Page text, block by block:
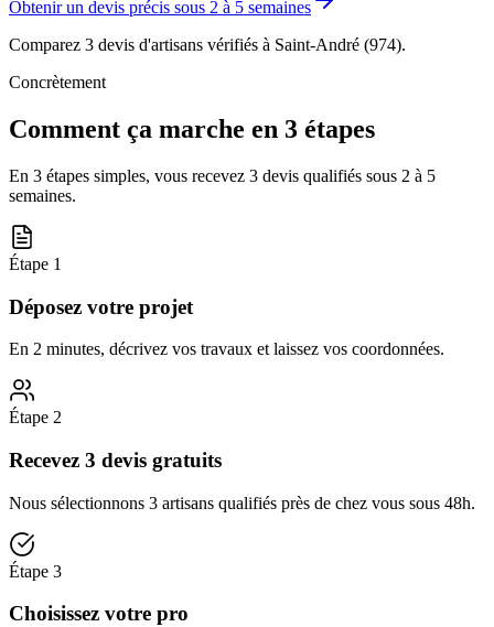
Obtenir un devis précis sous 2 à 5 semaines
Comparez 3 devis d'artisans vérifiés à Saint-André (974).
Concrètement
Comment ça marche en 3 étapes
En 3 étapes simples, vous recevez 3 devis qualifiés sous 2 à 5
semaines.
Étape 1
Déposez votre projet
En 2 minutes, décrivez vos travaux et laissez vos coordonnées.
Étape 2
Recevez 3 devis gratuits
Nous sélectionnons 3 artisans qualifiés près de chez vous sous 48h.
Étape 3
Choisissez votre pro